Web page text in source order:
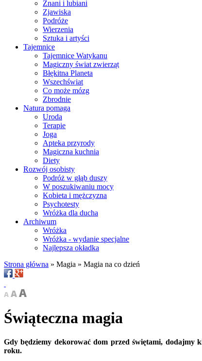
Znani i lubiani
Zjawiska
Podróże
Wierzenia
Sztuka i artyści
Tajemnice
Tajemnice Watykanu
Magiczny świat zwierząt
Błękitna Planeta
Wszechświat
Co może mózg
Zbrodnie
Natura pomaga
Uroda
Terapie
Joga
Apteka przyrody
Magiczna kuchnia
Diety
Rozwój osobisty
Podróż w głąb duszy
W poszukiwaniu mocy
Kobieta i mężczyzna
Psychotesty
Wróżka dla ducha
Archiwum
Wróżka
Wróżka - wydanie specjalne
Najlepsza okładka
Strona główna » Magia » Magia na co dzień
Świąteczna magia
Gdy będziemy dekorować dom przed świętami, dodajmy
roku.